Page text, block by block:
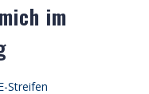
im